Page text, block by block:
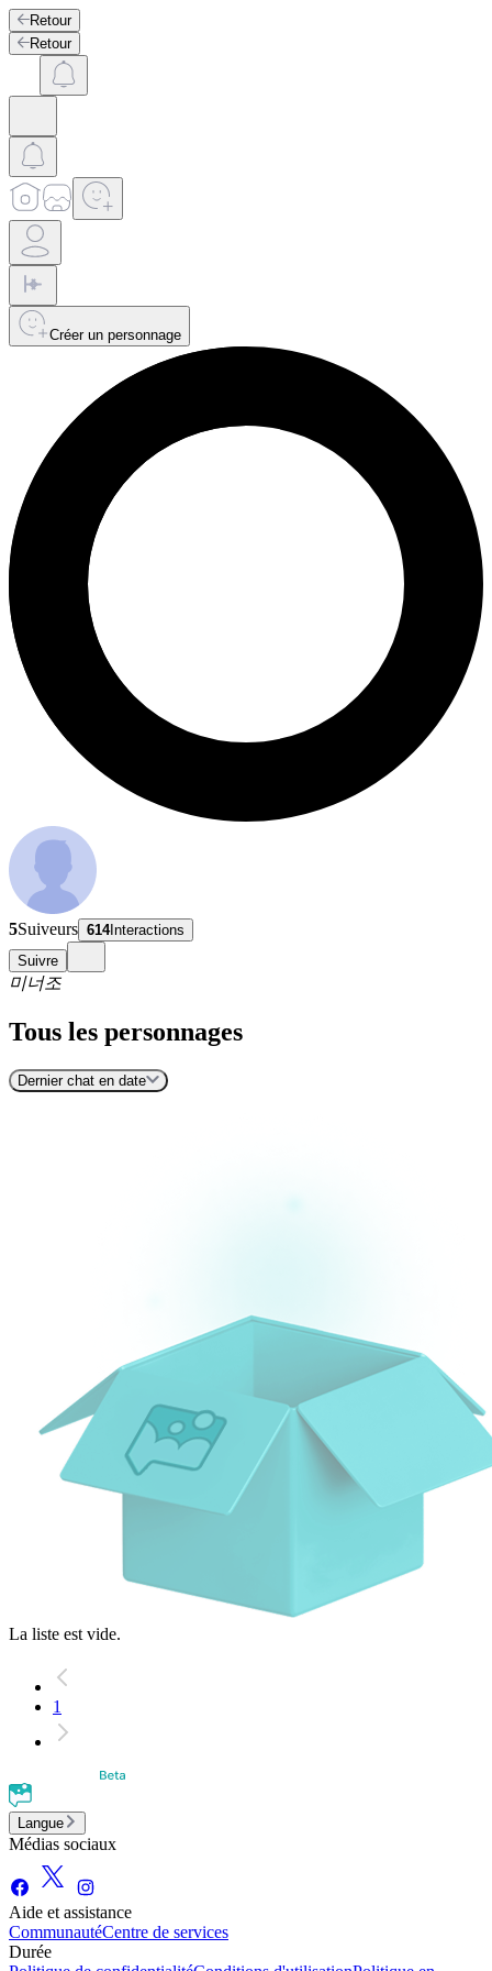
Retour
Retour
Créer un personnage
5Suiveurs 614Interactions
Suivre
미너조
Tous les personnages
Dernier chat en date
La liste est vide.
1
Langue
Médias sociaux
Aide et assistance
CommunautéCentre de services
Durée